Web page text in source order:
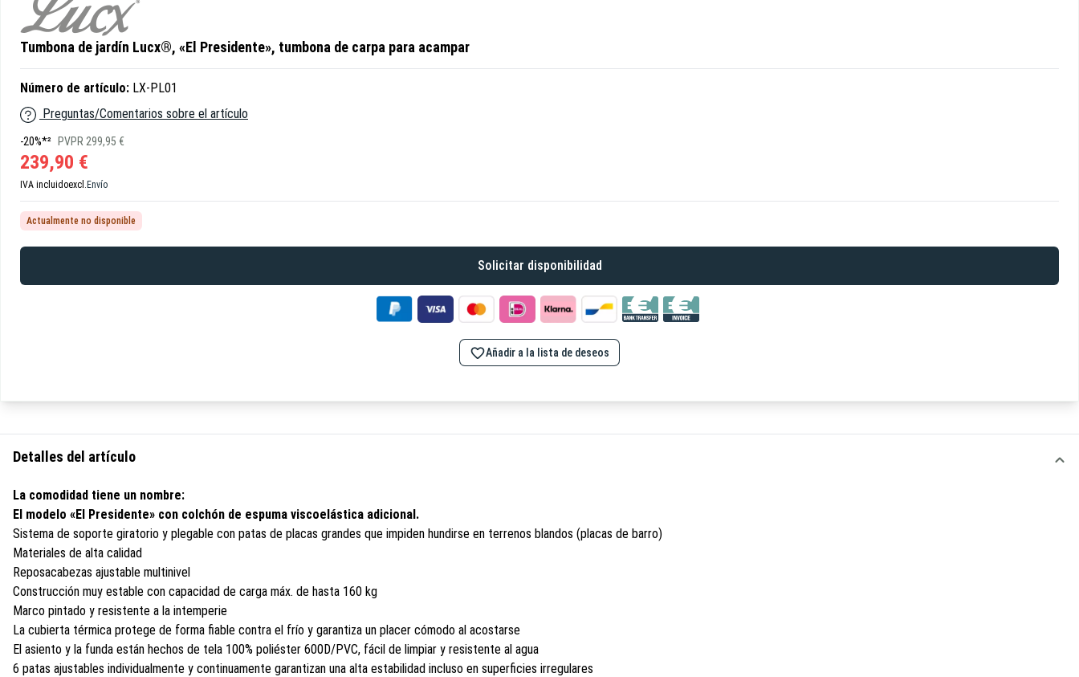
Tumbona de jardín Lucx®, «El Presidente», tumbona de carpa para acampar
Número de artículo: LX-PL01
Preguntas/Comentarios sobre el artículo
-20%*² PVPR 299,95 €
239,90 €
IVA incluidoexcl. Envío
Actualmente no disponible
Solicitar disponibilidad
Añadir a la lista de deseos
Detalles del artículo
La comodidad tiene un nombre:
El modelo «El Presidente» con colchón de espuma viscoelástica adicional.
Sistema de soporte giratorio y plegable con patas de placas grandes que impiden hundirse en terrenos blandos (placas de barro)
Materiales de alta calidad
Reposacabezas ajustable multinivel
Construcción muy estable con capacidad de carga máx. de hasta 160 kg
Marco pintado y resistente a la intemperie
La cubierta térmica protege de forma fiable contra el frío y garantiza un placer cómodo al acostarse
El asiento y la funda están hechos de tela 100% poliéster 600D/PVC, fácil de limpiar y resistente al agua
6 patas ajustables individualmente y continuamente garantizan una alta estabilidad incluso en superficies irregulares